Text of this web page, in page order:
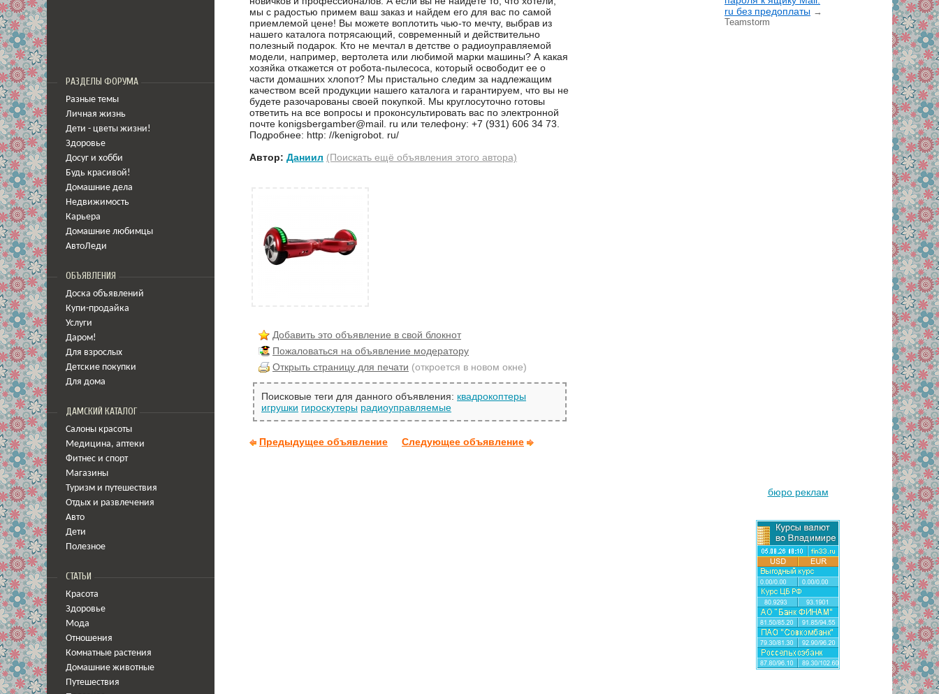
РАЗДЕЛЫ ФОРУМА
Разные темы
Личная жизнь
Дети - цветы жизни!
Здоровье
Досуг и хобби
Будь красивой!
Домашние дела
Недвижимость
Карьера
Домашние любимцы
АвтоЛеди
ОБЪЯВЛЕНИЯ
Доска объявлений
Купи-продайка
Услуги
Даром!
Для взрослых
Детские покупки
Для дома
ДАМСКИЙ КАТАЛОГ
Салоны красоты
Медицина, аптеки
Фитнес и спорт
Магазины
Туризм и путешествия
Отдых и развлечения
Авто
Дети
Полезное
СТАТЬИ
Красота
Здоровье
Мода
Отношения
Комнатные растения
Домашние животные
Путешествия
мы с радостью примем ваш заказ и найдем его для вас по самой
приемлемой цене! Вы можете воплотить чью-то мечту, выбрав из
нашего каталога потрясающий, современный и действительно
полезный подарок. Кто не мечтал в детстве о радиоуправляемой
модели, например, вертолета или любимой марки машины? А какая
хозяйка откажется от робота-пылесоса, который освободит ее о
части домашних хлопот? Мы пристально следим за надлежащим
качеством всей продукции нашего каталога и гарантируем, что вы не
будете разочарованы своей покупкой. Мы круглосуточно готовы
ответить на все вопросы и проконсультировать вас по электронной
почте konigsbergamber@mail. ru или телефону: +7 (931) 606 34 73.
Подробнее: http: //kenigrobot. ru/
Автор: Даниил (Поискать ещё объявления этого автора)
Добавить это объявление в свой блокнот
Пожаловаться на объявление модератору
Открыть страницу для печати (откроется в новом окне)
Поисковые теги для данного объявления: квадрокоптеры
игрушки гироскутеры радиоуправляемые
Предыдущее объявление Следующее объявление
ru без предоплаты →
Teamstorm
бюро реклам